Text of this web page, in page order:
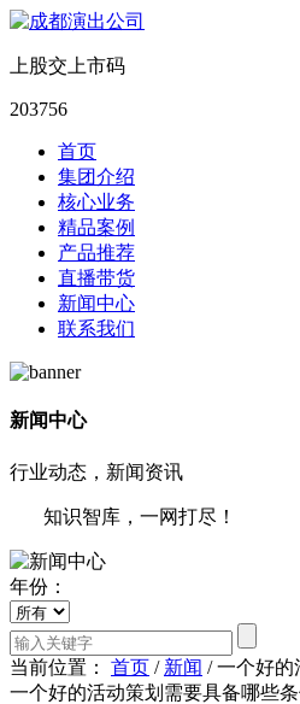
上股交上市码
203756
首页
集团介绍
核心业务
精品案例
产品推荐
直播带货
新闻中心
联系我们
新闻中心
行业动态，新闻资讯
知识智库，一网打尽！
年份：
当前位置： 首页 / 新闻 /一个好的
一个好的活动策划需要具备哪些条